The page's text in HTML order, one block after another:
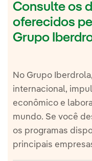
Consulte os
oferecidos
Grupo
No Grupo
internacional,
econômico e
mundo. Se você
os programas
principais